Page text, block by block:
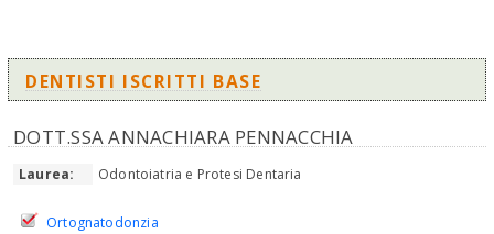
DENTISTI ISCRITTI BASE
DOTT.SSA ANNACHIARA PENNACCHIA
Laurea: Odontoiatria e Protesi Dentaria
Ortognatodonzia